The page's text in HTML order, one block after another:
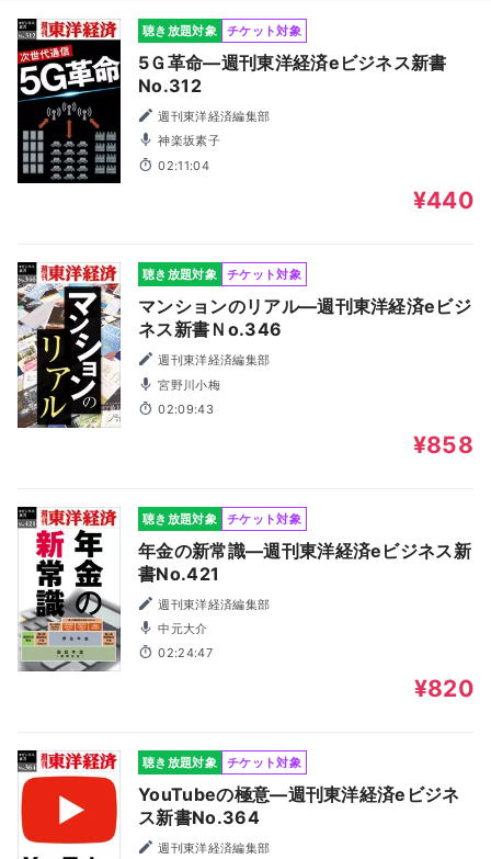
聴き放題対象 チケット対象
5Ｇ革命―週刊東洋経済eビジネス新書
No.312
週刊東洋経済編集部
神楽坂素子
02:11:04
¥440
聴き放題対象 チケット対象
マンションのリアル―週刊東洋経済eビジ
ネス新書Ｎo.346
週刊東洋経済編集部
宮野川小梅
02:09:43
¥858
聴き放題対象 チケット対象
年金の新常識―週刊東洋経済eビジネス新
書No.421
週刊東洋経済編集部
中元大介
02:24:47
¥820
聴き放題対象 チケット対象
YouTubeの極意―週刊東洋経済eビジネ
ス新書No.364
週刊東洋経済編集部